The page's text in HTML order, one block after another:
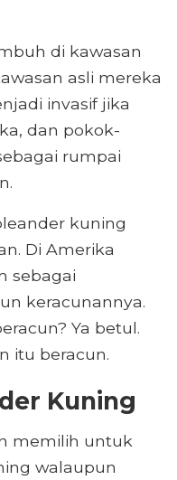
di kawasan
asli mereka
invasif jika
dan pokok-
rumpai
kuning
Di Amerika
sebagai
keracunannya.
Ya betul.
itu beracun.
Kuning
memilih untuk
walaupun